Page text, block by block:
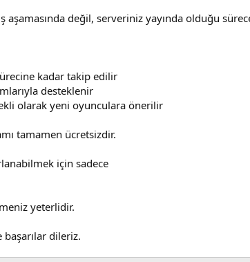
aşamasında değil, serveriniz yayında olduğu
kadar takip edilir
desteklenir
olarak yeni oyunculara önerilir
tamamen ücretsizdir.
için sadece
yeterlidir.
başarılar dileriz.